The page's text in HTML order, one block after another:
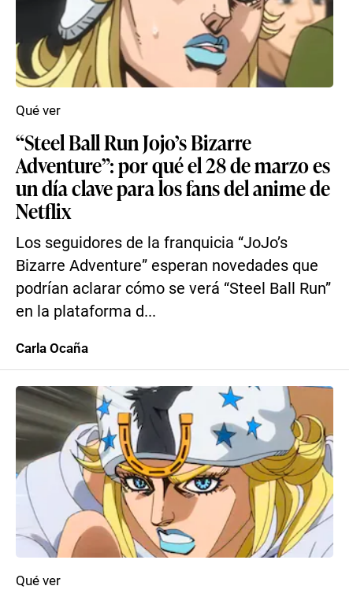
“Steel Ball Run Jojo’s Bizarre
Adventure”: por qué el 28 de marzo es
un día clave para los fans del anime de
Netflix
Los seguidores de la franquicia “JoJo’s
Bizarre Adventure” esperan novedades que
podrían aclarar cómo se verá “Steel Ball Run”
en la plataforma d...
Qué ver
Carla Ocaña
Qué ver